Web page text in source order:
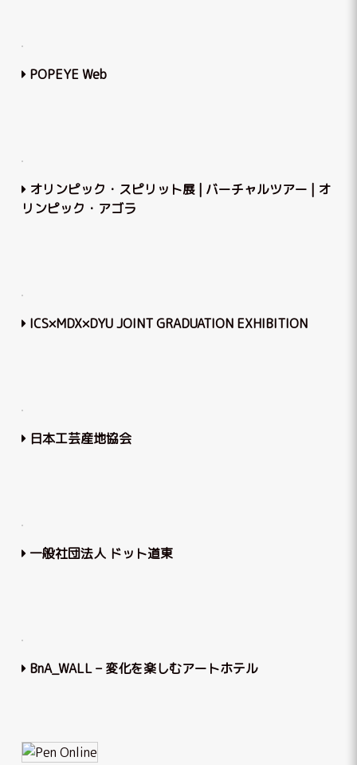
POPEYE Web
オリンピック・スピリット展 | バーチャルツアー | オ
リンピック・アゴラ
ICS×MDX×DYU JOINT GRADUATION EXHIBITION
日本工芸産地協会
一般社団法人 ドット道東
BnA_WALL – 変化を楽しむアートホテル